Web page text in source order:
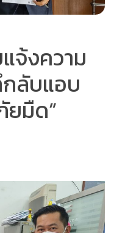
จ้งความ
กลับแอบ
ยมืด”